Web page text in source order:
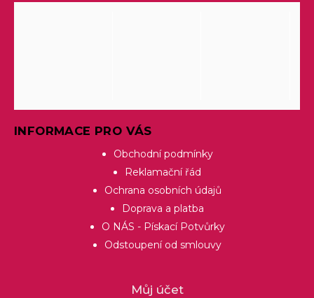
INFORMACE PRO VÁS
Obchodní podmínky
Reklamační řád
Ochrana osobních údajů
Doprava a platba
O NÁS - Pískací Potvůrky
Odstoupení od smlouvy
Můj účet